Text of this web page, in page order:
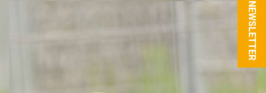
NEWSLETTER